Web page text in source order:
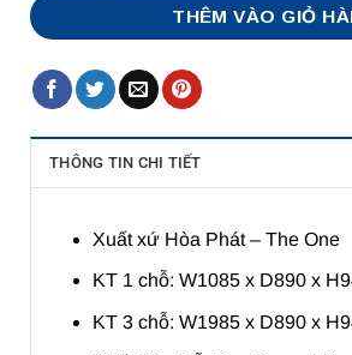
THÊM VÀO GIỎ
THÔNG TIN CHI TIẾT
Xuất xứ Hòa Phát – The One
KT 1 chỗ: W1085 x D890 x
KT 3 chỗ: W1985 x D890 x